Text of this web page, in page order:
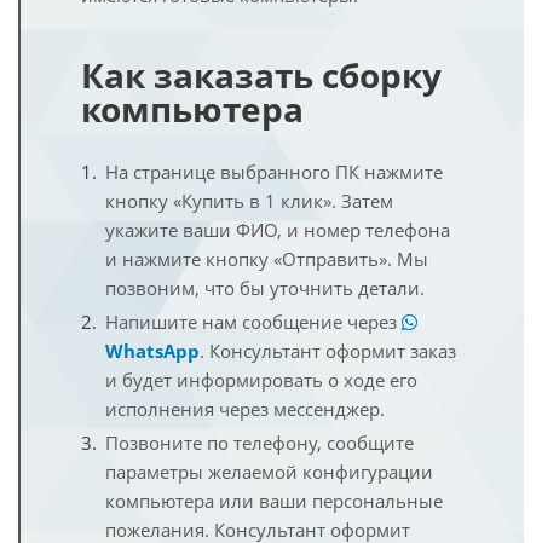
Как заказать сборку
компьютера
На странице выбранного ПК нажмите
кнопку «Купить в 1 клик». Затем
укажите ваши ФИО, и номер телефона
и нажмите кнопку «Отправить». Мы
позвоним, что бы уточнить детали.
Напишите нам сообщение через
WhatsApp. Консультант оформит заказ
и будет информировать о ходе его
исполнения через мессенджер.
Позвоните по телефону, сообщите
параметры желаемой конфигурации
компьютера или ваши персональные
пожелания. Консультант оформит